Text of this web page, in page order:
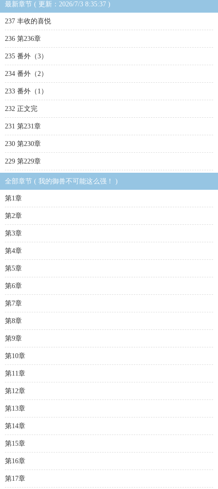
最新章节 ( 更新：2026/7/3 8:35:37 )
237 丰收的喜悦
236 第236章
235 番外（3）
234 番外（2）
233 番外（1）
232 正文完
231 第231章
230 第230章
229 第229章
全部章节 ( 我的御兽不可能这么强！ )
第1章
第2章
第3章
第4章
第5章
第6章
第7章
第8章
第9章
第10章
第11章
第12章
第13章
第14章
第15章
第16章
第17章